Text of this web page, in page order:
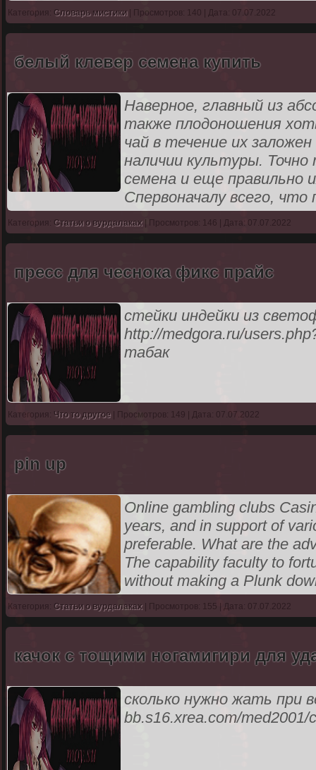
Категория: Словарь мистики| Просмотров: 140 | Дата: 07.07.2022
белый клевер семена купить
Наверное, главный из
также плодоношения
чай в течение их
наличии культуры.
семена и еще правильно
Спервоначалу всего, что
Категория: Статьи о вурдалаках | Просмотров: 146 | Дата: 07.07.2022
пресс для чеснока фикс прайс
стейки индейки из
http://medgora.ru/
табак
Категория: Что то другое | Просмотров: 149 | Дата: 07.07.2022
pin up
Online gambling clubs
years, and in support of
preferable. What are the
The capability faculty to
without making a Plunk
Категория: Статьи о вурдалаках | Просмотров: 155 | Дата: 07.07.2022
качок с тощими ногамигири для
сколько нужно жать при
bb.s16.xrea.com/